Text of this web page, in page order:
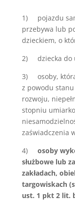
1) pojazdu
przebywa lub
dzieckiem, o
2) dziecka do
3) osoby, która
z powodu
rozwoju,
stopniu
zaświadczenia
4) osoby
służbowe lub
zakładach,
targowiskach
ust. 1 pkt 2 lit.